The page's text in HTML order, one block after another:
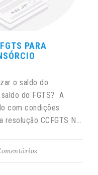
PARA
o saldo do
do FGTS? A
com condições
CCFGTS N...